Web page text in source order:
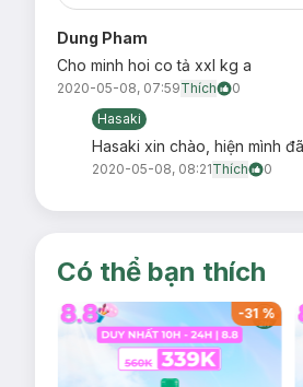
Dung Pham
Cho minh hoi co tả xxl kg a
2020-05-08, 07:59Thích
0
Hasaki
Hasaki xin chào, hiện mình
2020-05-08, 08:21Thích 0
Có thể bạn thích
-31 %